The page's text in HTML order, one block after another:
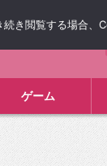
ゲーム
き閲覧する場合、